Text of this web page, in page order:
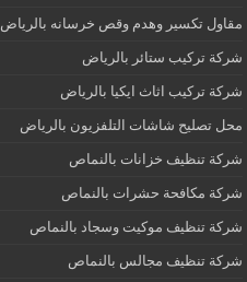
مقاول تكسير وهدم وقص خرسانه بالرياض
شركة تركيب ستائر بالرياض
شركة تركيب اثاث ايكيا بالرياض
محل تصليح شاشات التلفزيون بالرياض
شركة تنظيف خزانات بالنماص
شركة مكافحة حشرات بالنماص
شركة تنظيف موكيت وسجاد بالنماص
شركة تنظيف مجالس بالنماص